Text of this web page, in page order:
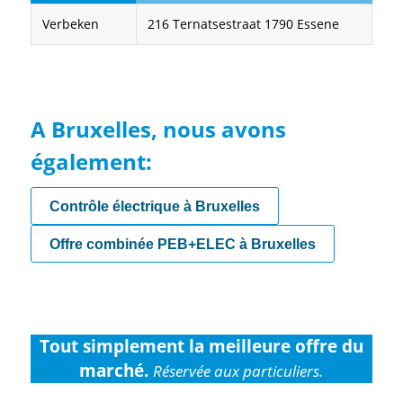
Verbeken 216 Ternatsestraat 1790 Essene
A Bruxelles, nous avons
également:
Contrôle électrique à Bruxelles
Offre combinée PEB+ELEC à Bruxelles
Tout simplement la meilleure offre du
marché.Réservée aux particuliers.